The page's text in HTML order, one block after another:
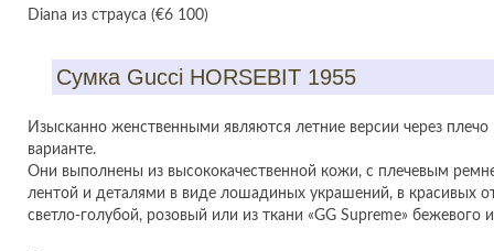
Diana из страуса (€6 100)
Сумка Gucci HORSEBIT 1955
Изысканно женственными являются летние версии через
варианте.
Они выполнены из высококачественной кожи, с плечевым
лентой и деталями в виде лошадиных украшений, в красивых
светло-голубой, розовый или из ткани «GG Supreme» бежевого